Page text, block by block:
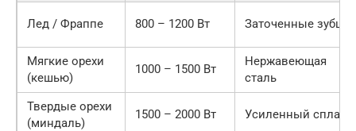
Лед / Фраппе 800 – 1200 Вт Заточенные зубцы
Мягкие орехи
(кешью)
1000 – 1500 Вт
Нержавеющая
сталь
Твердые орехи
(миндаль)
1500 – 2000 Вт Усиленный сплав